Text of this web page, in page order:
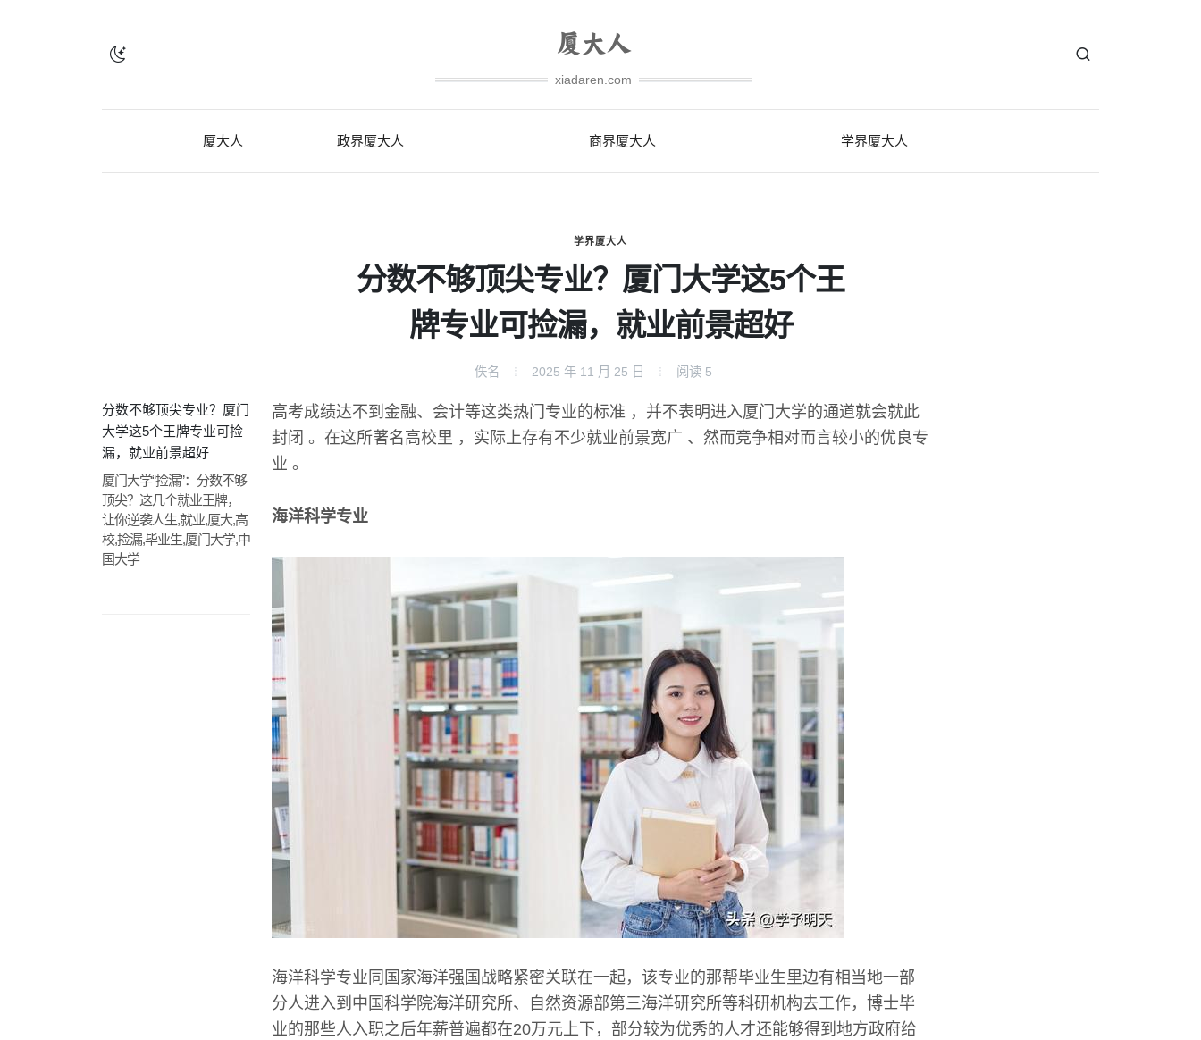
xiadaren.com
厦大人 政界厦大人 商界厦大人 学界厦大人
学界厦大人
分数不够顶尖专业？厦门大学这5个王
牌专业可捡漏，就业前景超好
佚名 2025 年 11 月 25 日 阅读 5
分数不够顶尖专业？厦门
大学这5个王牌专业可捡
漏，就业前景超好
厦门大学“捡漏”：分数不够
顶尖？这几个就业王牌，
让你逆袭人生,就业,厦大,高
校,捡漏,毕业生,厦门大学,中
国大学
高考成绩达不到金融、会计等这类热门专业的标准 ，并不表明进入厦门大学的通道就会就此
封闭 。在这所著名高校里 ，实际上存有不少就业前景宽广 、然而竞争相对而言较小的优良专
业 。
海洋科学专业
海洋科学专业同国家海洋强国战略紧密关联在一起，该专业的那帮毕业生里边有相当地一部
分人进入到中国科学院海洋研究所、自然资源部第三海洋研究所等科研机构去工作，博士毕
业的那些人入职之后年薪普遍都在20万元上下，部分较为优秀的人才还能够得到地方政府给